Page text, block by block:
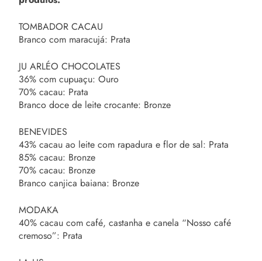
TOMBADOR CACAU
Branco com maracujá: Prata
JU ARLÉO CHOCOLATES
36% com cupuaçu: Ouro
70% cacau: Prata
Branco doce de leite crocante: Bronze
BENEVIDES
43% cacau ao leite com rapadura e flor de sal: Prata
85% cacau: Bronze
70% cacau: Bronze
Branco canjica baiana: Bronze
MODAKA
40% cacau com café, castanha e canela “Nosso café
cremoso”: Prata